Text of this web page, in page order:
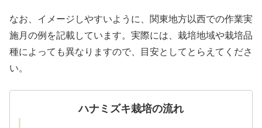
なお、イメージしやすいように、関東地方以西での作業実
施月の例を記載しています。実際には、栽培地域や栽培品
種によっても異なりますので、目安としてとらえてくださ
い。
ハナミズキ栽培の流れ